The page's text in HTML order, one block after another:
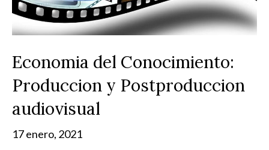
Economia del Conocimiento:
Produccion y Postproduccion
audiovisual
17 enero, 2021